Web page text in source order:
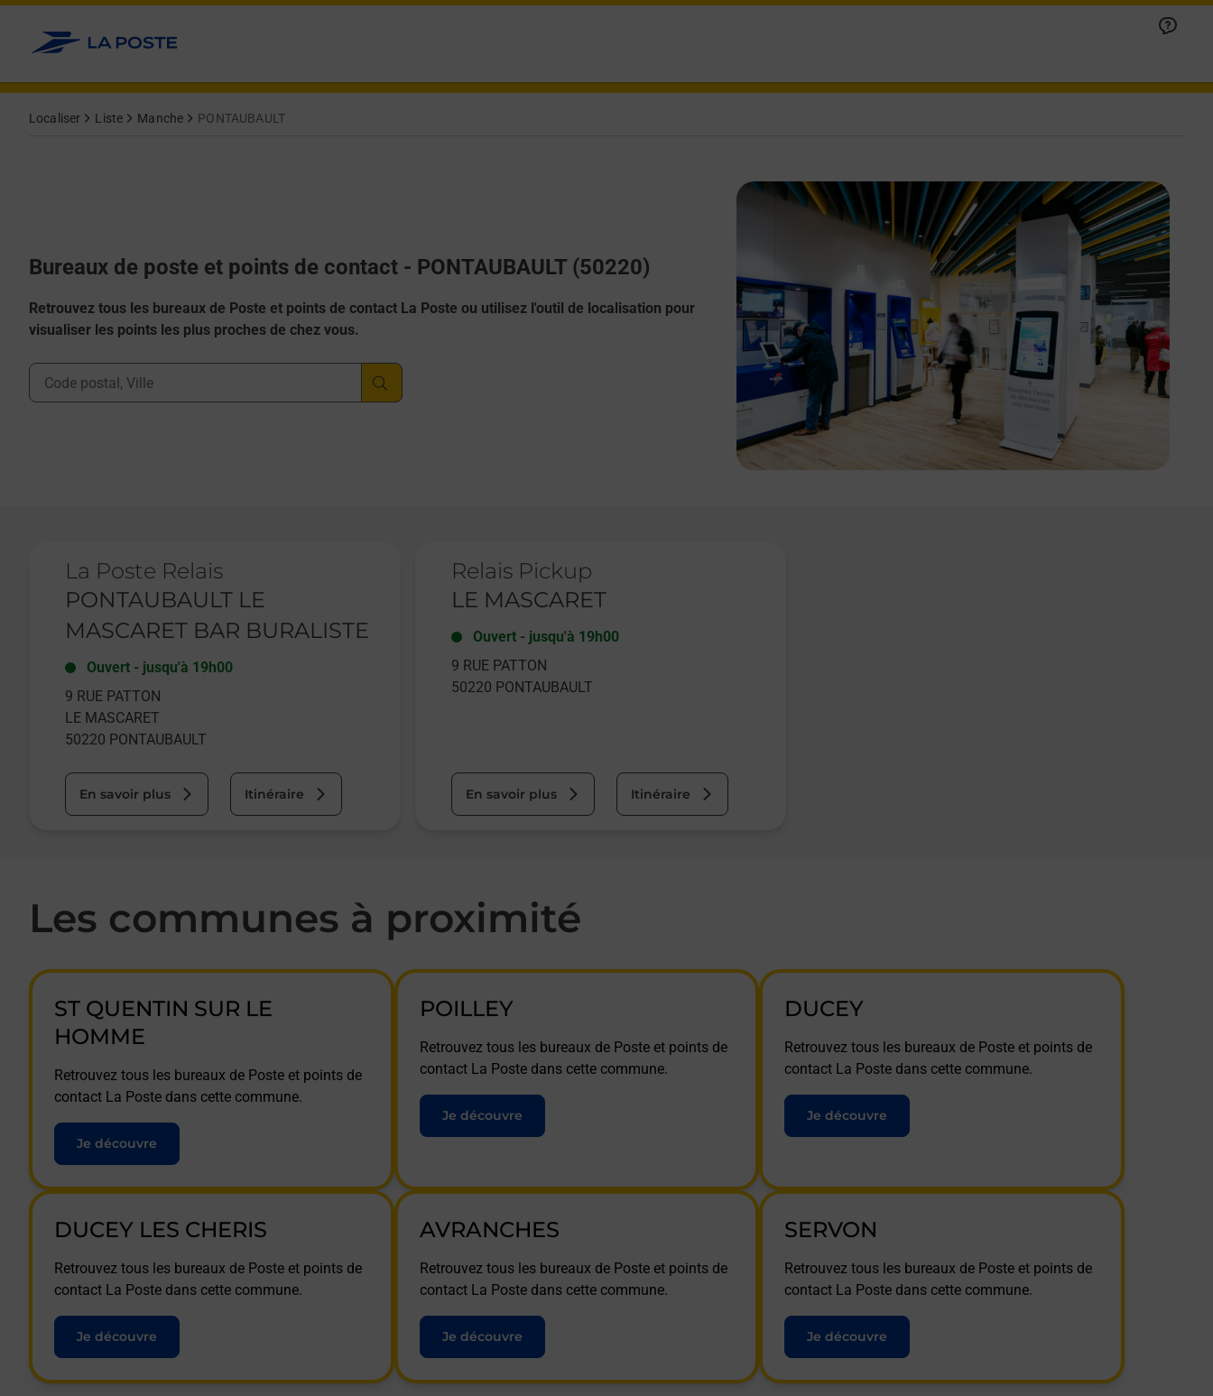
Allez au contenu
Localiser Liste Manche PONTAUBAULT
Bureaux de poste et points de contact - PONTAUBAULT (50220)
Retrouvez tous les bureaux de Poste et points de contact La Poste ou utilisez l'outil de localisation pour
visualiser les points les plus proches de chez vous.
Ville, Département, Code Postal
La Poste Relais
PONTAUBAULT LE
MASCARET BAR BURALISTE
Ouvert - jusqu'à 19h00
9 RUE PATTON
LE MASCARET
50220 PONTAUBAULT
En savoir plus Itinéraire
Relais Pickup
LE MASCARET
Ouvert- jusqu'à 19h00
9 RUE PATTON
50220 PONTAUBAULT
En savoir plus Itinéraire
Les communes à proximité
ST QUENTIN SUR LE
HOMME
Retrouvez tous les bureaux de Poste et points de
contact La Poste dans cette commune.
Je découvre
POILLEY
Retrouvez tous les bureaux de Poste et points de
contact La Poste dans cette commune.
Je découvre
DUCEY
Retrouvez tous les bureaux de Poste et points de
contact La Poste dans cette commune.
Je découvre
DUCEY LES CHERIS
Retrouvez tous les bureaux de Poste et points de
contact La Poste dans cette commune.
Je découvre
AVRANCHES
Retrouvez tous les bureaux de Poste et points de
contact La Poste dans cette commune.
Je découvre
SERVON
Retrouvez tous les bureaux de Poste et points de
contact La Poste dans cette commune.
Je découvre
Afficher ou masquer la réponse
Afficher ou masquer la réponse
Afficher ou masquer la réponse
Afficher ou masquer la réponse
Afficher ou masquer la réponse